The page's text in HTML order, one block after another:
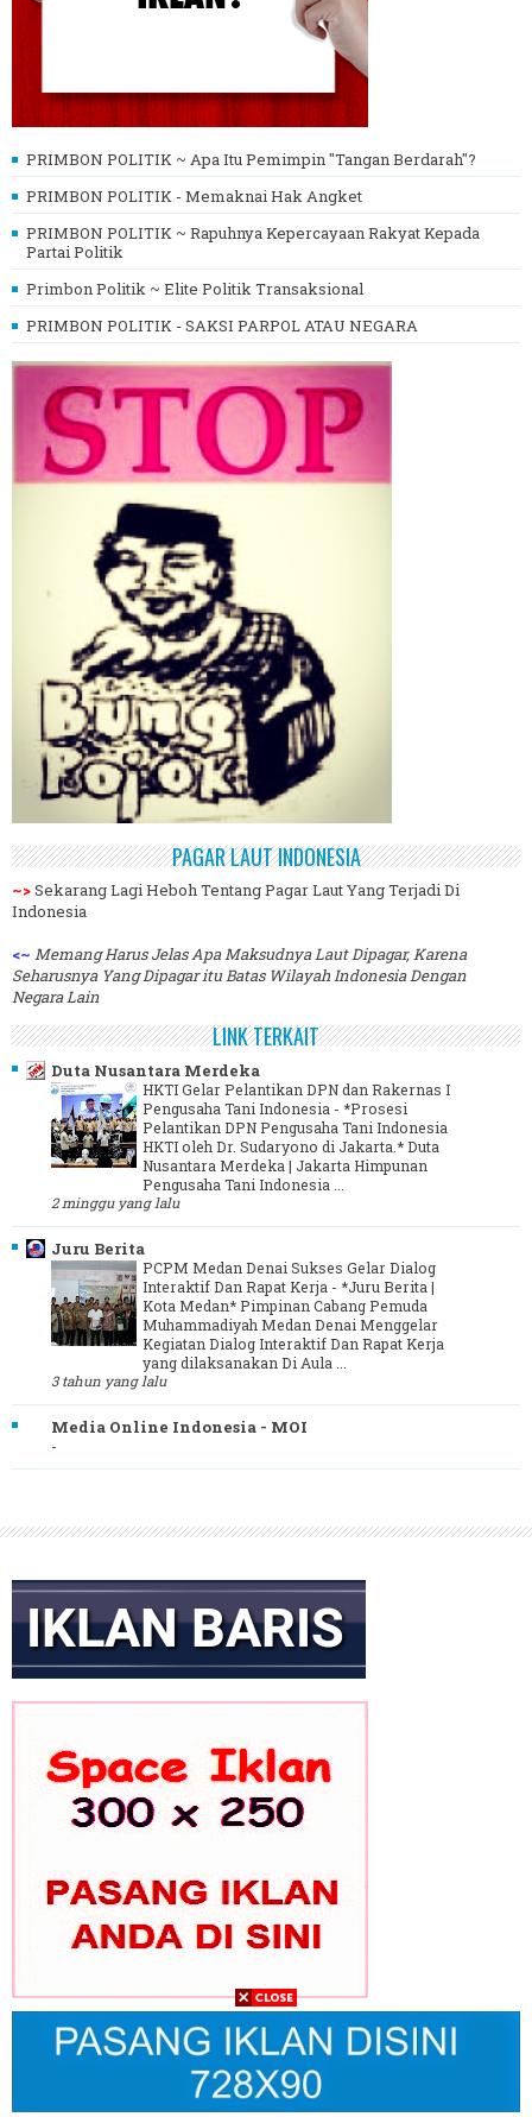
PRIMBON POLITIK ~ Apa Itu Pemimpin "Tangan Berdarah"?
PRIMBON POLITIK - Memaknai Hak Angket
PRIMBON POLITIK ~ Rapuhnya Kepercayaan Rakyat Kepada
Partai Politik
Primbon Politik ~ Elite Politik Transaksional
PRIMBON POLITIK - SAKSI PARPOL ATAU NEGARA
PAGAR LAUT INDONESIA
~>Sekarang Lagi Heboh Tentang Pagar Laut Yang Terjadi Di
Indonesia
<~ Memang Harus Jelas Apa Maksudnya Laut Dipagar, Karena
Seharusnya Yang Dipagar itu Batas Wilayah Indonesia Dengan
Negara Lain
LINK TERKAIT
Duta Nusantara Merdeka
HKTI Gelar Pelantikan DPN dan Rakernas I
Pengusaha Tani Indonesia - *Prosesi
Pelantikan DPN Pengusaha Tani Indonesia
HKTI oleh Dr. Sudaryono di Jakarta.* Duta
Nusantara Merdeka | Jakarta Himpunan
Pengusaha Tani Indonesia ...
2 minggu yang lalu
Juru Berita
PCPM Medan Denai Sukses Gelar Dialog
Interaktif Dan Rapat Kerja - *Juru Berita |
Kota Medan* Pimpinan Cabang Pemuda
Muhammadiyah Medan Denai Menggelar
Kegiatan Dialog Interaktif Dan Rapat Kerja
yang dilaksanakan Di Aula ...
3 tahun yang lalu
Media Online Indonesia - MOI
-
GEKIRA Gelar Rakernas Bahas Transformasi Ekonomi Nasional
Era Prabowo
Gus Ibi Dukung Gus Muhaimin Pimpin PBNU ke Depan